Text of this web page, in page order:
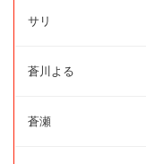
サリ
蒼川よる
蒼瀬